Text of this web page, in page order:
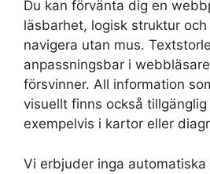
Du kan förvänta dig en
läsbarhet, logisk struktur
navigera utan mus.
anpassningsbar i
försvinner. All information
visuellt finns också
exempelvis i kartor eller
Vi erbjuder inga